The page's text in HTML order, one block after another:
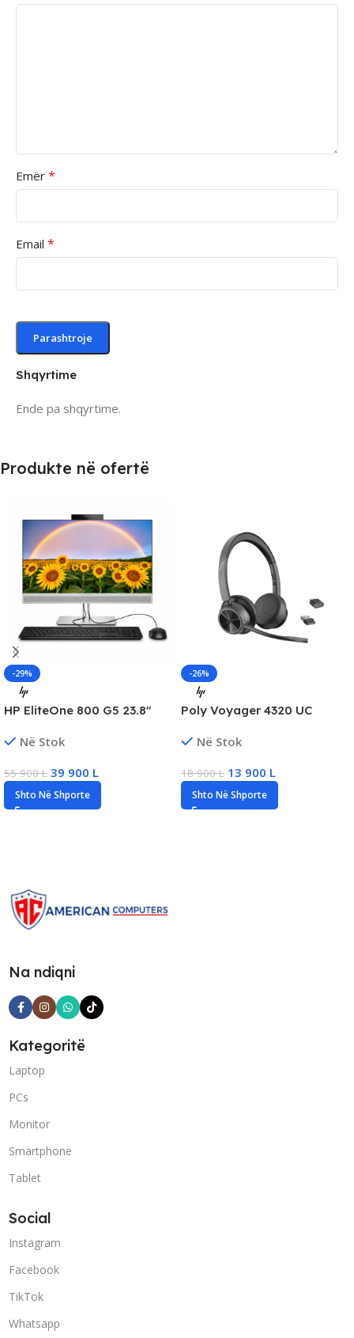
Shqyrtime
Ende pa shqyrtime.
Emër *
Email *
Produkte në ofertë
-29%
HP EliteOne 800 G5 23.8″
i5 Gen9, 16GB RAM, 256GB
Në Stok
55 900L 39 900 L
Shto Në Shporte
-26%
Poly Voyager 4320 UC
NewNë Stok
18 900L 13 900 L
Shto Në Shporte
Na ndiqni
Kategoritë
Laptop
PCs
Monitor
Smartphone
Tablet
Social
Instagram
Facebook
TikTok
Whatsapp